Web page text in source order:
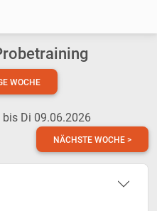
WOCHE
Di 09.06.2026
NÄCHSTE WOCHE >